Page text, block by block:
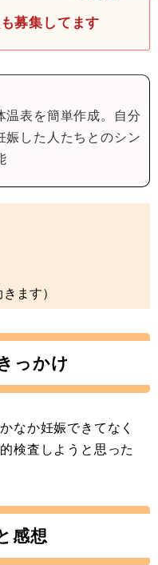
募集してます
表を簡単作成。自分
娠した人たちとのシン
ます）
っかけ
なか妊娠できてなく
検査しようと思った
感想